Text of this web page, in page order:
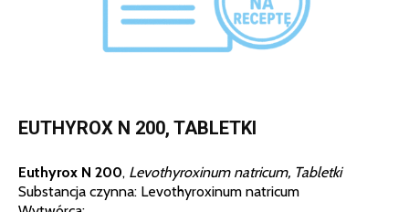
EUTHYROX N 200, TABLETKI
Euthyrox N 200, Levothyroxinum natricum, Tabletki
Substancja czynna: Levothyroxinum natricum